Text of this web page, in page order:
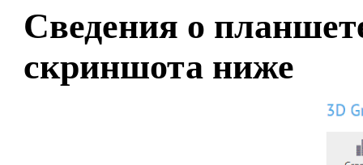
Сведения о
скриншота ниже